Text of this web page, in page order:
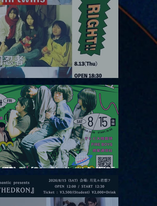
観覧】JUST RIGHT!! vol.26
観覧】夜）『巷のmyストーリー/センター"訳"フラ